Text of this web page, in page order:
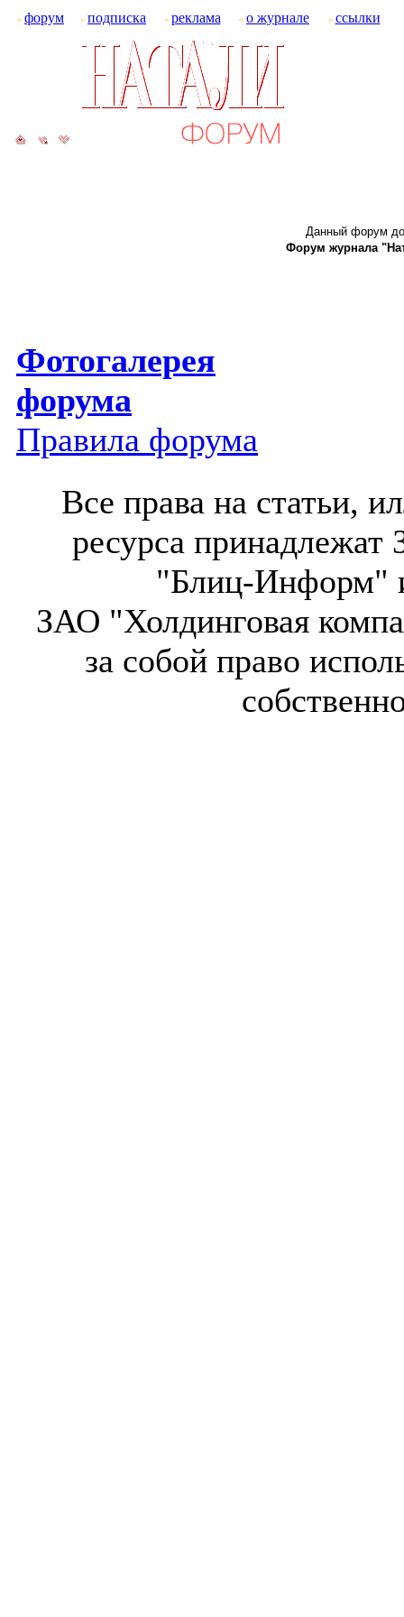
форум подписка реклама о журнале ссылки
Данный форум
Форум журнала
Фотогалерея
форума
Правила форума
Все права на статьи,
ресурса
"Блиц-Информ"
ЗАО "Холдинговая
за собой право